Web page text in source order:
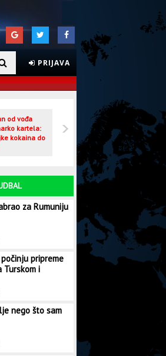
PRIJAVA
od vođa
kartela:
kokaina do
CRNA HRONIKA
za Rumuniju
pripreme
Turskom i
nego što sam